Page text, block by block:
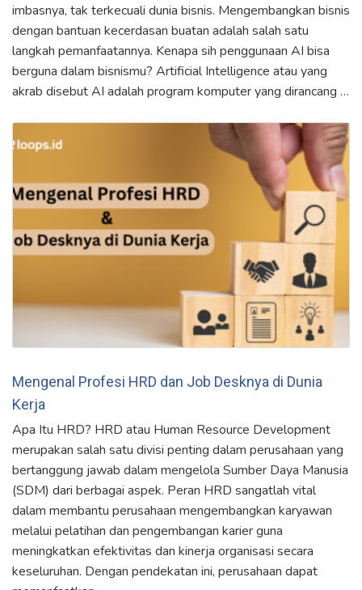
imbasnya, tak terkecuali dunia bisnis. Mengembangkan bisnis
dengan bantuan kecerdasan buatan adalah salah satu
langkah pemanfaatannya. Kenapa sih penggunaan AI bisa
berguna dalam bisnismu? Artificial Intelligence atau yang
akrab disebut AI adalah program komputer yang dirancang …
Mengenal Profesi HRD dan Job Desknya di Dunia
Kerja
Apa Itu HRD? HRD atau Human Resource Development
merupakan salah satu divisi penting dalam perusahaan yang
bertanggung jawab dalam mengelola Sumber Daya Manusia
(SDM) dari berbagai aspek. Peran HRD sangatlah vital
dalam membantu perusahaan mengembangkan karyawan
melalui pelatihan dan pengembangan karier guna
meningkatkan efektivitas dan kinerja organisasi secara
keseluruhan. Dengan pendekatan ini, perusahaan dapat